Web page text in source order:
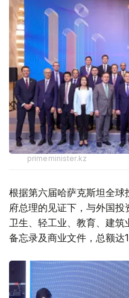
primeminister.kz
根据第六届哈萨克斯坦全
府总理的见证下，与外国
卫生、轻工业、教育、建
备忘录及商业文件，总额达